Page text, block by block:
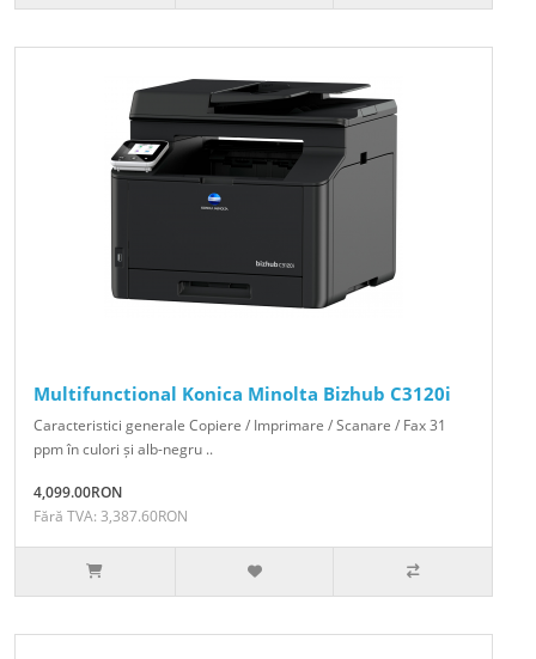
Multifunctional Konica Minolta Bizhub C3120i
Caracteristici generale Copiere / Imprimare / Scanare / Fax 31
ppm în culori și alb-negru ..
4,099.00RON
Fără TVA: 3,387.60RON